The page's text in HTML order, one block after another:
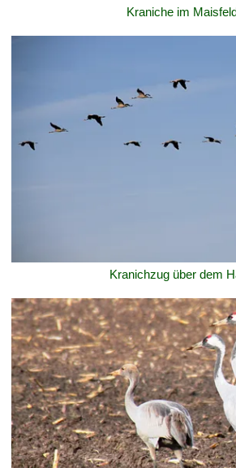
Kraniche im
Kranichzug über dem